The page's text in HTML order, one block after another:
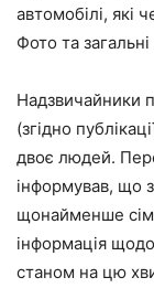
автомобілі, які
Фото та
Надзвичайники
(згідно
двоє людей.
інформував, що
щонайменше
інформація
станом на цю